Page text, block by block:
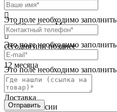
Это поле необходимо заполнить
Это поле необходимо заполнить
Это поле необходимо заполнить
Отправить
бесплатно
от 250 руб. по Москве
сегодня или позднее
Гарантия
12 месяца
Обмен и возврат
2 недели
Доставка
по всей России